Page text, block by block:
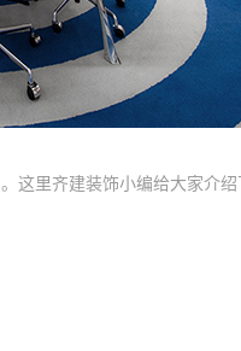
。这里齐建装饰小编给大家介